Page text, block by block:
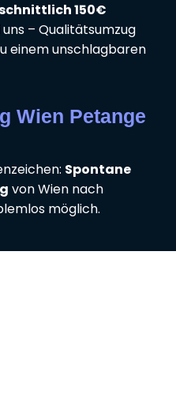
150€
uns – Qualitätsumzug
einem unschlagbaren
Wien Petange
Spontane
von Wien nach
möglich.